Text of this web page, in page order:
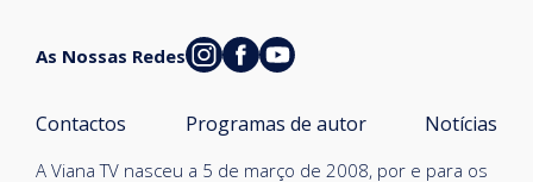
A Viana TV nasceu a 5 de março de 2008, por e para os
Contactos Programas de autor Notícias
As Nossas Redes